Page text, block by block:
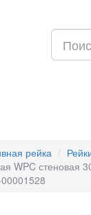
рейка
WPC стеновая